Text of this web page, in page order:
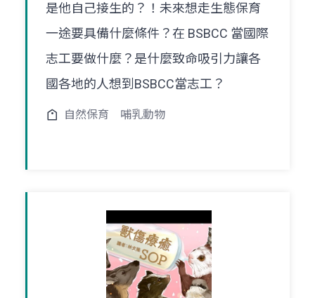
是他自己接生的？！未來想走生態保育
一途要具備什麼條件？在 BSBCC 當國際
志工要做什麼？是什麼致命吸引力讓各
國各地的人想到BSBCC當志工？
自然保育 哺乳動物